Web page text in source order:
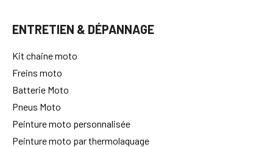
ENTRETIEN & DÉPANNAGE
Kit chaine moto
Freins moto
Batterie Moto
Pneus Moto
Peinture moto personnalisée
Peinture moto par thermolaquage